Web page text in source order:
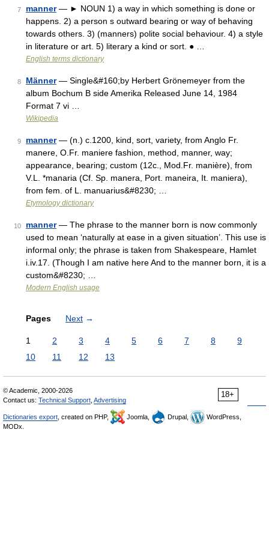
7 manner— ► NOUN 1) a way in which something is done or
happens. 2) a person s outward bearing or way of behaving
towards others. 3) (manners) polite social behaviour. 4) a style
in literature or art. 5) literary a kind or sort. ● …
English terms dictionary
8 Männer— Single&#160;by Herbert Grönemeyer from the
album Bochum B side Amerika Released June 14, 1984
Format 7 vi …
Wikipedia
9 manner— (n.) c.1200, kind, sort, variety, from Anglo Fr.
manere, O.Fr. maniere fashion, method, manner, way;
appearance, bearing; custom (12c., Mod.Fr. manière), from
V.L. *manaria (Cf. Sp. manera, Port. maneira, It. maniera),
from fem. of L. manuarius&#8230; …
Etymology dictionary
10 manner— The phrase to the manner born is now commonly
used to mean ‘naturally at ease in a given situation’. This use is
informal only; the phrase is taken from Shakespeare, Hamlet
i.iv.17. (Though I am native here And to the manner born, it is a
custom&#8230; …
Modern English usage
Pages Next →
1 2 3 4 5 6 7 8
9
10
11 12 13
18+
© Academic, 2000-2026
Contact us: Technical Support Advertising
Dictionaries export , created on PHP, Joomla, Drupal,
WordPress,
MODx.